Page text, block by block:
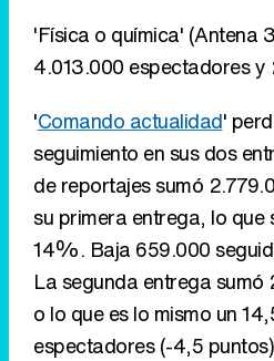
'Física o química' (Antena
4.013.000 espectadores
'Comando actualidad'
seguimiento en sus dos
de reportajes sumó
su primera entrega, lo que
14%. Baja 659.000
La segunda entrega
o lo que es lo mismo un
espectadores (-4,5